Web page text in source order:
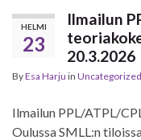
HELMI
23
Ilmailun
20.3.2026
ByEsa Harju in Uncategorized
Ilmailun PPL/ATPL/
Oulussa SMLL:n